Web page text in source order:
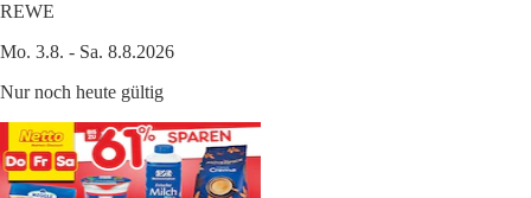
REWE
Mo. 3.8. - Sa. 8.8.2026
Nur noch heute gültig